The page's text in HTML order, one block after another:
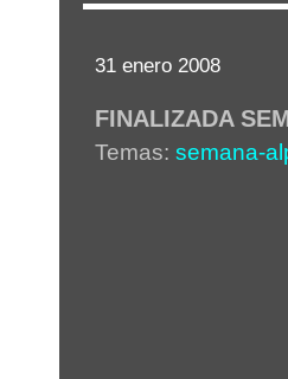
31 enero 2008
FINALIZADA
Temas: semana-